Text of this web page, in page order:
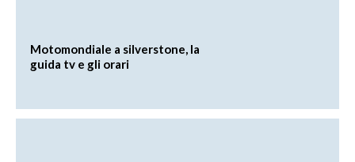
Motomondiale a silverstone, la
guida tv e gli orari